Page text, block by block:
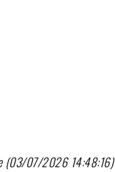
(03/07/2026 14:48:16)